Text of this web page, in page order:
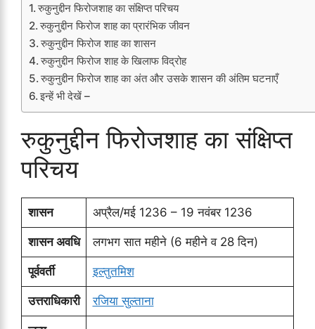
रुकुनुद्दीन फिरोजशाह का संक्षिप्त परिचय
रुकुनुद्दीन फिरोज शाह का प्रारंभिक जीवन
रुकुनुद्दीन फिरोज शाह का शासन
रुकुनुद्दीन फिरोज शाह के खिलाफ विद्रोह
रुकुनुद्दीन फिरोज शाह का अंत और उसके शासन की अंतिम घटनाएँ
इन्हें भी देखें –
रुकुनुद्दीन फिरोजशाह का संक्षिप्त
परिचय
शासन अप्रैल/मई 1236 – 19 नवंबर 1236
शासन अवधि लगभग सात महीने (6 महीने व 28 दिन)
पूर्ववर्ती इल्तुतमिश
उत्तराधिकारी रजिया सुल्ताना